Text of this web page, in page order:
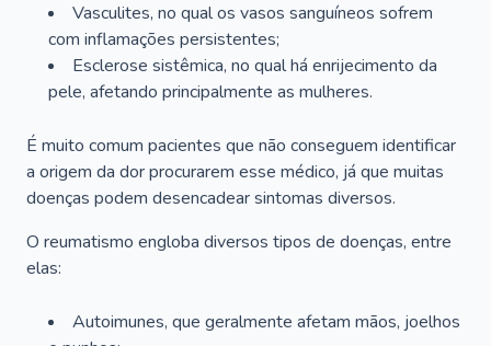
Vasculites, no qual os vasos sanguíneos sofrem
com inflamações persistentes;
Esclerose sistêmica, no qual há enrijecimento da
pele, afetando principalmente as mulheres.
É muito comum pacientes que não conseguem identificar
a origem da dor procurarem esse médico, já que muitas
doenças podem desencadear sintomas diversos.
O reumatismo engloba diversos tipos de doenças, entre
elas:
Autoimunes, que geralmente afetam mãos, joelhos